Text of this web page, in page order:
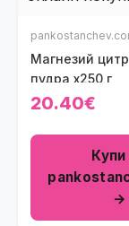
Магнезий
пудра х250 г
20.40€
Купи
→